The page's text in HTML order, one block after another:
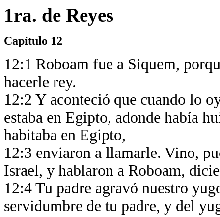
1ra. de Reyes
Capítulo 12
12:1 Roboam fue a Siquem,
hacerle rey.
12:2 Y aconteció que cuando lo
estaba en Egipto, adonde había
habitaba en Egipto,
12:3 enviaron a llamarle. Vino,
Israel, y hablaron a Roboam,
12:4 Tu padre agravó nuestro
servidumbre de tu padre, y del